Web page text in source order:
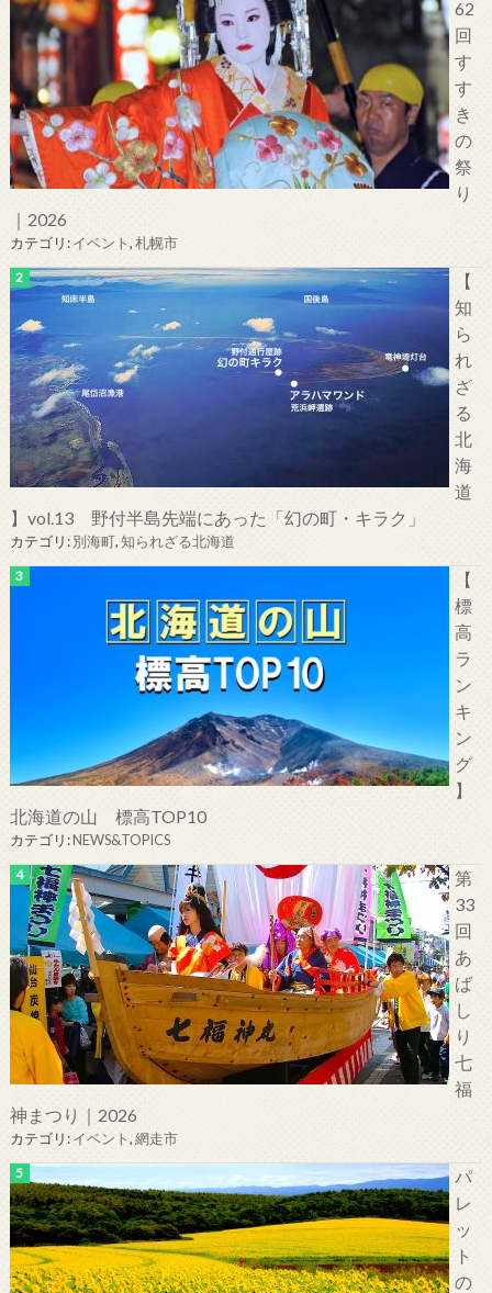
62
回
す
す
き
の
祭
り
｜2026
カテゴリ:イベント,札幌市
【
知
ら
れ
ざ
る
北
海
道
】vol.13 野付半島先端にあった「幻の町・キラク」
カテゴリ:別海町,知られざる北海道
【
標
高
ラ
ン
キ
ン
グ
】
北海道の山 標高TOP10
カテゴリ:NEWS&TOPICS
第
33
回
あ
ば
し
り
七
福
神まつり｜2026
カテゴリ:イベント,網走市
パ
レ
ッ
ト
の